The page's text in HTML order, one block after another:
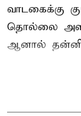
வாடகைக்கு
தொல்லை
ஆனால்